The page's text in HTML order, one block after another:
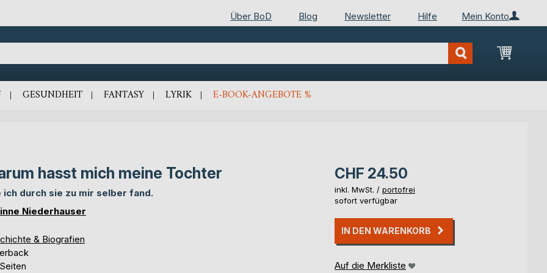
Mein Konto
Über BoD Blog Newsletter Hilfe
Mein
GESUNDHEIT FANTASY LYRIK E-BOOK-ANGEBOTE %
hasst mich meine Tochter
ich durch sie zu mir selber fand.
Niederhauser
& Biografien
CHF 24.50
inkl. MwSt. / portofrei
sofort verfügbar
IN DEN WARENKORB
Auf die Merkliste